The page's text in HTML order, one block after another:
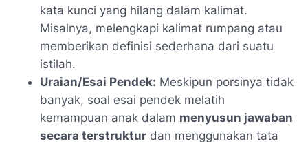
kata kunci yang hilang dalam kalimat.
Misalnya, melengkapi kalimat rumpang atau
memberikan definisi sederhana dari suatu
istilah.
Uraian/Esai Pendek: Meskipun porsinya tidak
banyak, soal esai pendek melatih
kemampuan anak dalam menyusun jawaban
secara terstruktur dan menggunakan tata